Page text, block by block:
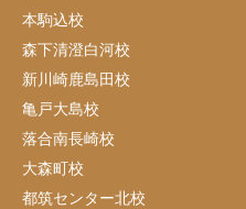
本駒込校
森下清澄白河校
新川崎鹿島田校
亀戸大島校
落合南長崎校
大森町校
都筑センター北校